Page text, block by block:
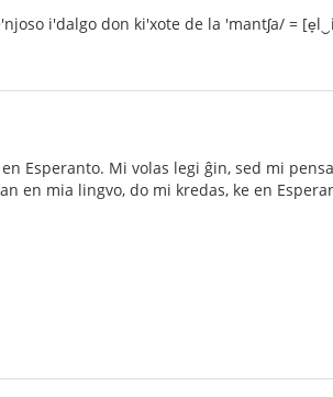
i'dalgo don ki'xote de la 'mantʃa/ =
Esperanto. Mi volas legi ĝin, sed mi
en mia lingvo, do mi kredas, ke en